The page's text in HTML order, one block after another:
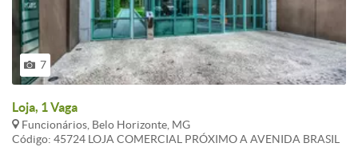
7
Loja, 1 Vaga
Funcionários, Belo Horizonte, MG
Código: 45724 LOJA COMERCIAL PRÓXIMO A AVENIDA BRASIL